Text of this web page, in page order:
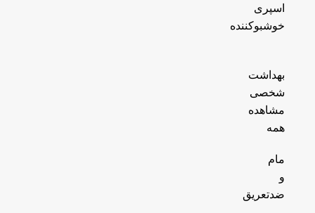
اسپری
خوشبوکننده
بهداشت
شخصی
مشاهده
همه
مام
و
ضدتعریق